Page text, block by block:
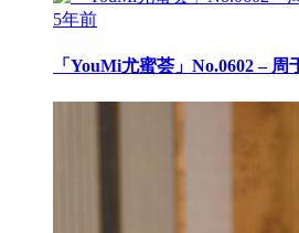
5年前
「YouMi尤蜜荟」No.0602 – 周